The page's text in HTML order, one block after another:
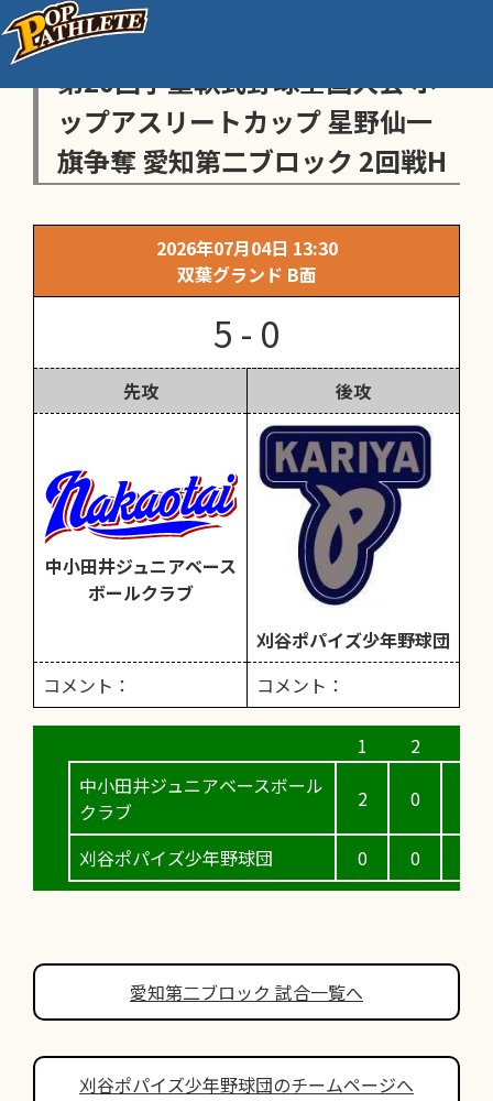
センス・トラストトーナメント
第20回学童軟式野球全国大会 ポ
ップアスリートカップ 星野仙一
旗争奪 愛知第二ブロック 2回戦H
2026年07月04日 13:30
双葉グランド B面
5 - 0
先攻 後攻
中小田井ジュニアベース
ボールクラブ
刈谷ポパイズ少年野球団
コメント：
コメント：
中小田井ジュニアベースボール
クラブ
刈谷ポパイズ少年野球団
2
0
0
0
愛知第二ブロック 試合一覧へ
刈谷ポパイズ少年野球団のチームページへ